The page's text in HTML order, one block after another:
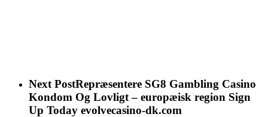
Next PostRepræsentere SG8 Gambling Casino
Kondom Og Lovligt – europæisk region Sign
Up Today evolvecasino-dk.com